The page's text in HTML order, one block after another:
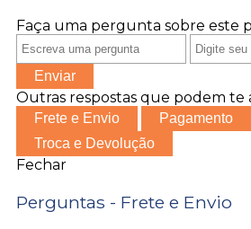
Faça uma pergunta sobre este
Enviar
Outras respostas que podem te
Frete e Envio
Pagamento
Troca e Devolução
Fechar
Perguntas - Frete e Envio